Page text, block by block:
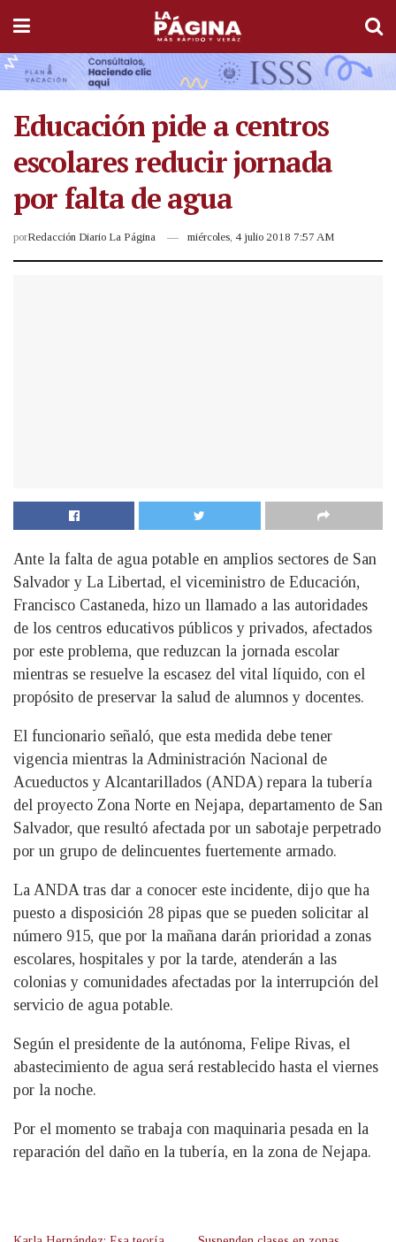
Educación pide a centros
escolares reducir jornada
por falta de agua
porRedacción Diario La Página miércoles, 4 julio 2018 7:57 AM
Ante la falta de agua potable en amplios sectores de San
Salvador y La Libertad, el viceministro de Educación,
Francisco Castaneda, hizo un llamado a las autoridades
de los centros educativos públicos y privados, afectados
por este problema, que reduzcan la jornada escolar
mientras se resuelve la escasez del vital líquido, con el
propósito de preservar la salud de alumnos y docentes.
El funcionario señaló, que esta medida debe tener
vigencia mientras la Administración Nacional de
Acueductos y Alcantarillados (ANDA) repara la tubería
del proyecto Zona Norte en Nejapa, departamento de San
Salvador, que resultó afectada por un sabotaje perpetrado
por un grupo de delincuentes fuertemente armado.
La ANDA tras dar a conocer este incidente, dijo que ha
puesto a disposición 28 pipas que se pueden solicitar al
número 915, que por la mañana darán prioridad a zonas
escolares, hospitales y por la tarde, atenderán a las
colonias y comunidades afectadas por la interrupción del
servicio de agua potable.
Según el presidente de la autónoma, Felipe Rivas, el
abastecimiento de agua será restablecido hasta el viernes
por la noche.
Por el momento se trabaja con maquinaria pesada en la
reparación del daño en la tubería, en la zona de Nejapa.